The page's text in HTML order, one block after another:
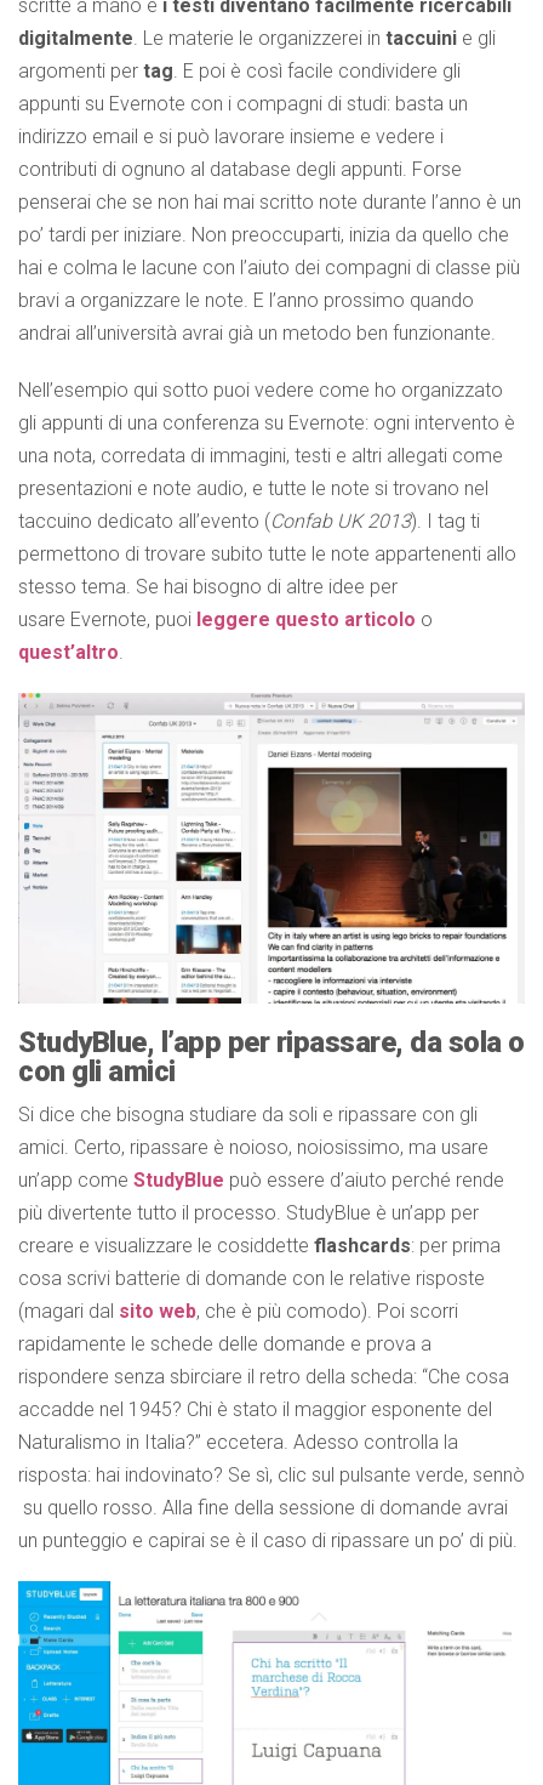
scritte a mano e i testi diventano facilmente ricercabili
digitalmente. Le materie le organizzerei in taccuini e gli
argomenti per tag. E poi è così facile condividere gli
appunti su Evernote con i compagni di studi: basta un
indirizzo email e si può lavorare insieme e vedere i
contributi di ognuno al database degli appunti. Forse
penserai che se non hai mai scritto note durante l’anno è un
po’ tardi per iniziare. Non preoccuparti, inizia da quello che
hai e colma le lacune con l’aiuto dei compagni di classe più
bravi a organizzare le note. E l’anno prossimo quando
andrai all’università avrai già un metodo ben funzionante.
Nell’esempio qui sotto puoi vedere come ho organizzato
gli appunti di una conferenza su Evernote: ogni intervento è
una nota, corredata di immagini, testi e altri allegati come
presentazioni e note audio, e tutte le note si trovano nel
taccuino dedicato all’evento (Confab UK 2013). I tag ti
permettono di trovare subito tutte le note appartenenti allo
stesso tema. Se hai bisogno di altre idee per
usare Evernote, puoi leggere questo articolo o
quest’altro.
StudyBlue, l’app per ripassare, da sola o
con gli amici
Si dice che bisogna studiare da soli e ripassare con gli
amici. Certo, ripassare è noioso, noiosissimo, ma usare
un’app come StudyBlue può essere d’aiuto perché rende
più divertente tutto il processo. StudyBlue è un’app per
creare e visualizzare le cosiddette flashcards: per prima
cosa scrivi batterie di domande con le relative risposte
(magari dal sito web, che è più comodo). Poi scorri
rapidamente le schede delle domande e prova a
rispondere senza sbirciare il retro della scheda: “Che cosa
accadde nel 1945? Chi è stato il maggior esponente del
Naturalismo in Italia?” eccetera. Adesso controlla la
risposta: hai indovinato? Se sì, clic sul pulsante verde, sennò
su quello rosso. Alla fine della sessione di domande avrai
un punteggio e capirai se è il caso di ripassare un po’ di più.